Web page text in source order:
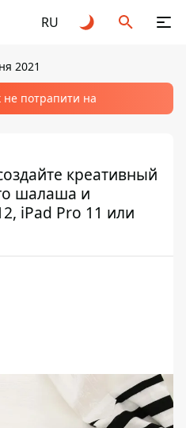
RU
2021
не потрапити на
креативный
шалаша и
iPad Pro 11 или